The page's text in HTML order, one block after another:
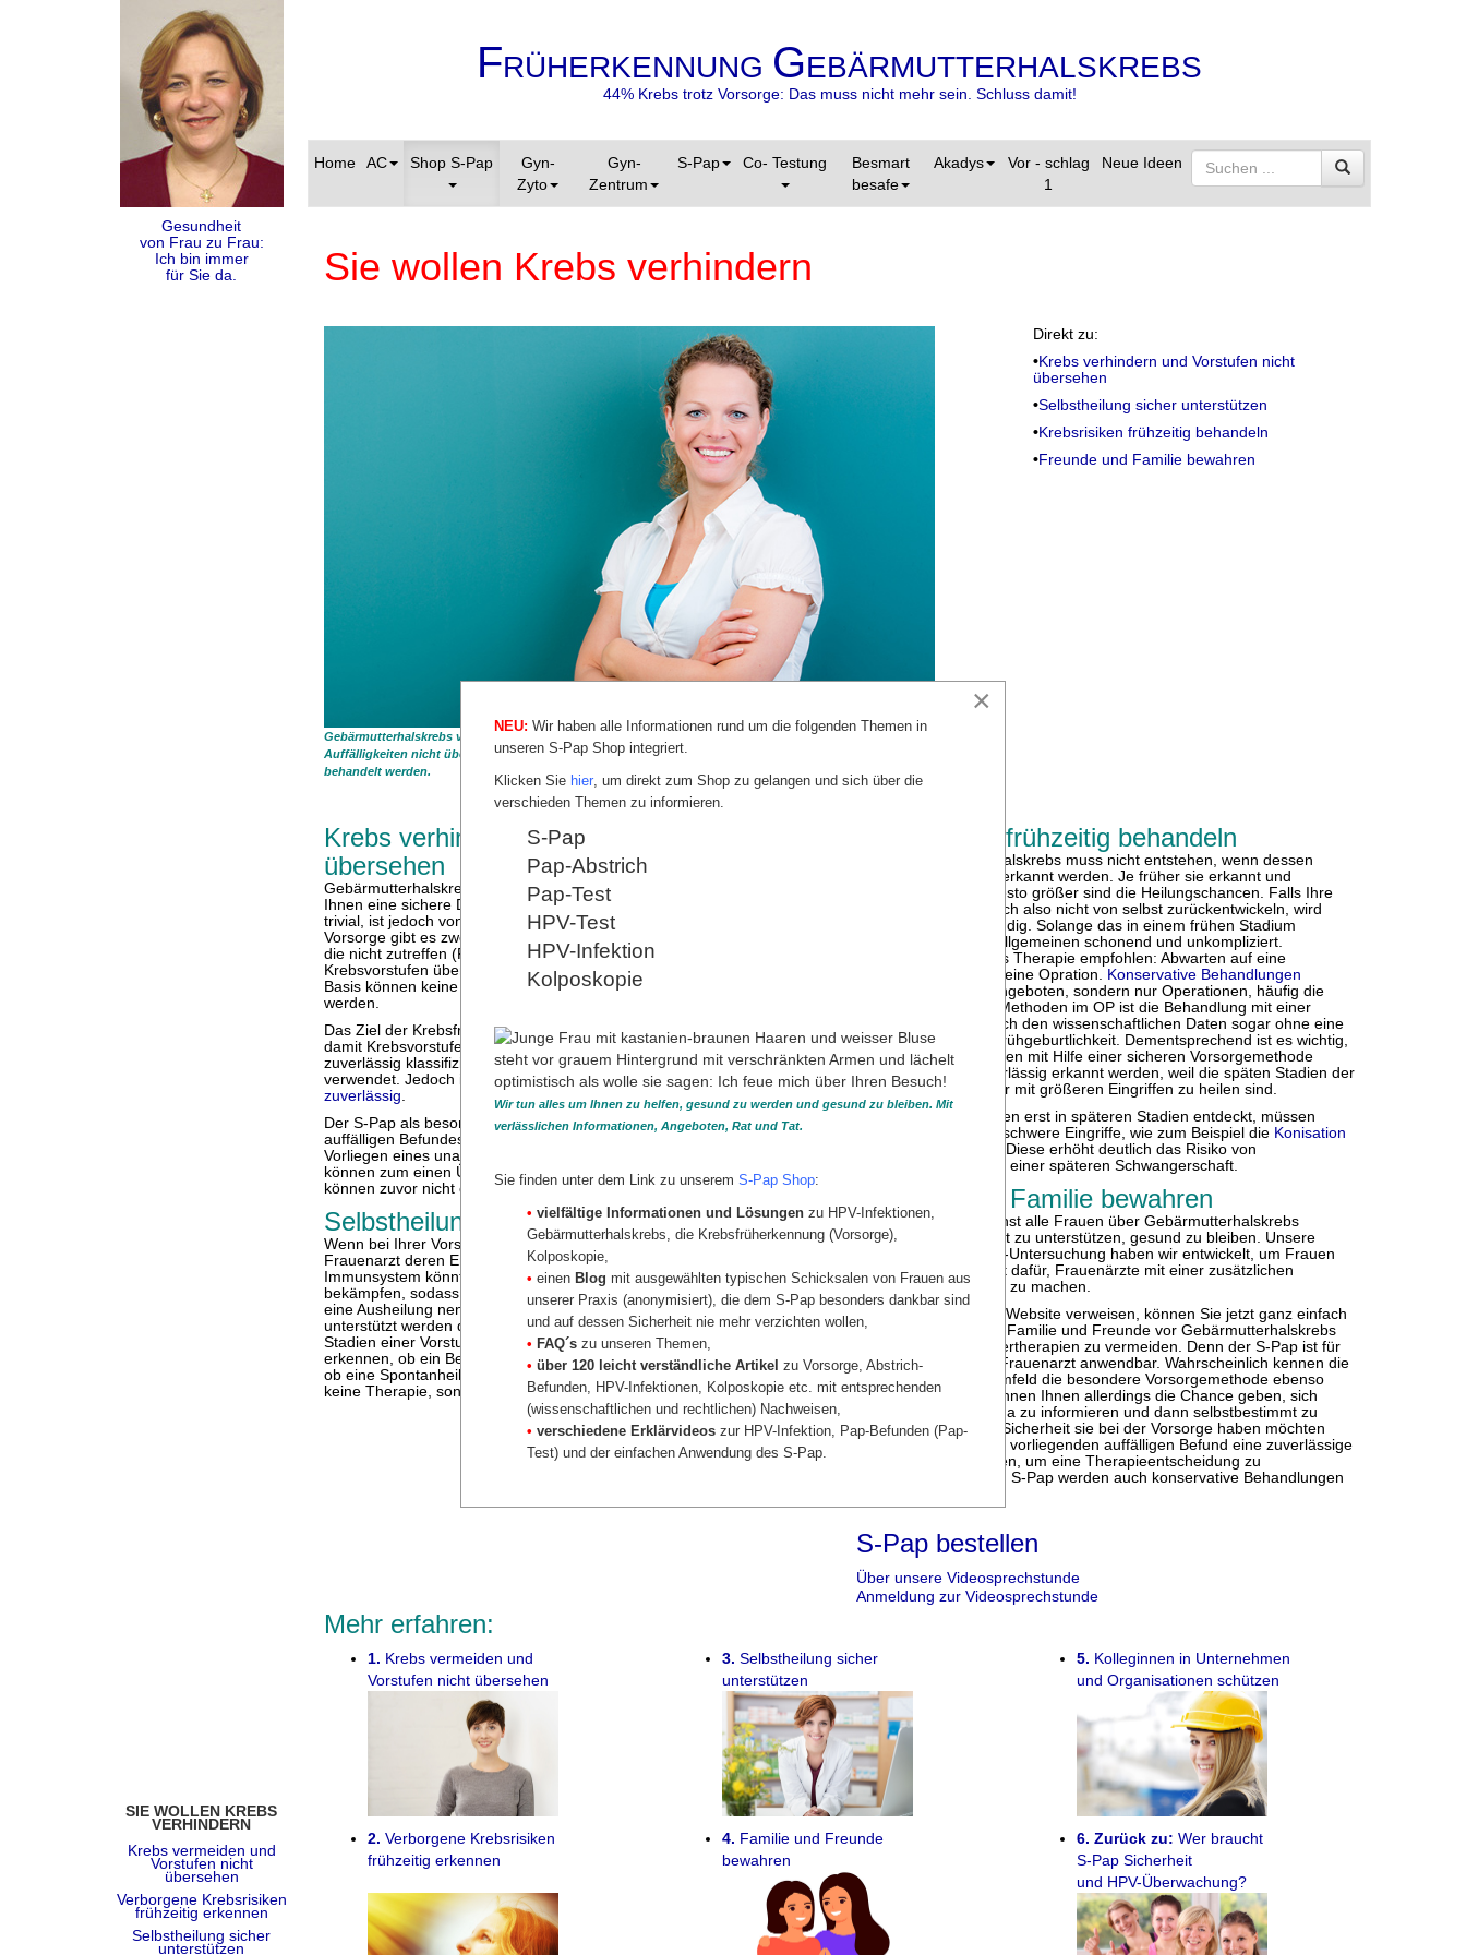
FRÜHERKENNUNG GEBÄRMUTTERHALSKREBS
44% Krebs trotz Vorsorge: Das muss nicht mehr sein. Schluss damit!
Home AC Shop S-Pap
Gyn-
Zyto
Gyn-
Zentrum
S-Pap Co- Testung
Besmart
besafe
Akadys
Vor - schlag
1
Neue Ideen
Gesundheit
von Frau zu Frau:
Ich bin immer
für Sie da.
Sie wollen Krebs verhindern
Gebärmutterhalskrebs verhindern ist möglich, wenn Sie eine zuverlässige Abstrich-Methode wählen, die
Auffälligkeiten nicht übersieht. So können Vorstufen frühzeitig und schonend und auch mit konservativen Methoden
behandelt werden.
Direkt zu:
•Krebs verhindern und Vorstufen nicht
übersehen
•Selbstheilung sicher unterstützen
•Krebsrisiken frühzeitig behandeln
•Freunde und Familie bewahren
Krebs verhindern und Vorstufen nicht
übersehen
Gebärmutterhalskrebs können Sie nur zuverlässig verhindern, wenn bei
Ihnen eine sichere Diagnostik angewendet wird. Diese Aussage scheint
trivial, ist jedoch von größter Bedeutung. Bei der herkömmlichen
Vorsorge gibt es zwei bekannte Probleme: Es gibt auffällige Befunde,
die nicht zutreffen (Falsch positiv) und es gibt unauffällige Befunde, die
Krebsvorstufen übersehen haben (Falsch negativ). Auf einer solchen
Basis können keine vernünftigen Therapie-Entscheidungen getroffen
werden.
Das Ziel der Krebsfrüherkennung ist, auffällige Zellen zu erkennen,
damit Krebsvorstufen nicht übersehen und vorhandene Auffälligkeiten
zuverlässig klassifiziert werden. Hierfür wird der Pap-Test (Abstrich-Test)
verwendet. Jedoch ist die herkömmliche Methodenicht besonders
zuverlässig
Der S-Pap als besondere Methode kann Ihnen bei Vorliegen eines
auffälligen Befundes als Zweitmeinung dienen oder Sie können ihn bei
Vorliegen eines unauffälligen Befundes als Absicherung anwenden. So
können zum einen Übertherapien vermieden werden und zum anderen
können zuvor nicht entdeckte Krebsvorstufen erkannt werden.
Selbstheilung sicher unterstützen
Wenn bei Ihrer Vorsorge Zellveränderungen erkannt wurden, sollte Ihr
Frauenarzt deren Entwicklung regelmäßig kontrollieren. Ihr
Immunsystem könnte in der Lage sein, eine HPV Infektion selbst zu
bekämpfen, sodass keine schweren Krebsvorstufen entstehen. Solch
eine Ausheilung nennt man ‚
Spontanheilung‘. Die Heilung könnte auch
unterstützt werden durch
konservative Behandlungen . In bestimmten
Stadien einer Vorstufe könntenBiomarkerhilfreich sein, um zu
erkennen, ob ein Befund sich voraussichtlich verschlimmern wird oder
ob eine Spontanheilung wahrscheinlich ist. Eventuell benötigen Sie also
keine Therapie, sondern es reicht eine Überwachung.
Krebsrisiken frühzeitig behandeln
Es gilt: Gebärmutterhalskrebs muss nicht entstehen, wenn dessen
Vorstufen rechtzeitig erkannt werden. Je früher sie erkannt und
behandelt werden, desto größer sind die Heilungschancen. Falls Ihre
Zellveränderungen sich also nicht von selbst zurückentwickeln, wird
eine Therapie notwendig. Solange das in einem frühen Stadium
geschieht, ist sie im Allgemeinen schonend und unkompliziert.
Üblicherweise wird als Therapie empfohlen: Abwarten auf eine
Spontanheilung oder eine Opration. Konservative Behandlungen
werden meist nicht angeboten, sondern nur Operationen, häufig die
Konisation. Von den Methoden im OP ist die Behandlung mit einer
nach den wissenschaftlichen Daten sogar ohne eine
Risikoerhöhung für Frühgeburtlichkeit. Dementsprechend ist es wichtig,
dass die Krebsvorstufen mit Hilfe einer sicheren Vorsorgemethode
schon frühzeitig zuverlässig erkannt werden, weil die späten Stadien der
Krebsvorstufen oft nur mit größeren Eingriffen zu heilen sind.
Werden Krebsvorstufen erst in späteren Stadien entdeckt, müssen
radikalere und folgenschwere Eingriffe, wie zum Beispiel die Konisation
angewendet werden. Diese erhöht deutlich das Risiko von
Frühgeburtlichkeit bei einer späteren Schwangerschaft.
Freunde und Familie bewahren
Unser Ziel ist, möglichst alle Frauen über Gebärmutterhalskrebs
aufzuklären und damit zu unterstützen, gesund zu bleiben. Unsere
Methode der Abstrich-Untersuchung haben wir entwickelt, um Frauen
zu schützen und nicht dafür, Frauenärzte mit einer zusätzlichen
Einnahmequelle reich zu machen.
Wenn Sie auf unsere Website verweisen, können Sie jetzt ganz einfach
daran mitwirken, Ihre Familie und Freunde vor Gebärmutterhalskrebs
zu bewahren und Übertherapien zu vermeiden. Denn der S-Pap ist für
jede Frau bei jedem Frauenarzt anwendbar. Wahrscheinlich kennen die
Personen in Ihrem Umfeld die besondere Vorsorgemethode ebenso
wenig wie Sie. Sie können Ihnen allerdings die Chance geben, sich
selbst über das Thema zu informieren und dann selbstbestimmt zu
entscheiden, welche Sicherheit sie bei der Vorsorge haben möchten
oder ob sie bei einem vorliegenden auffälligen Befund eine zuverlässige
Zweitmeinung einholen, um eine Therapieentscheidung zu
unterstützen. Mit dem S-Pap werden auch konservative Behandlungen
S-Pap bestellen
Über unsere Videosprechstunde
Anmeldung zur Videosprechstunde
Mehr erfahren:
1. Krebs vermeiden und
Vorstufen nicht übersehen
2. Verborgene Krebsrisiken
frühzeitig erkennen
3. Selbstheilung sicher
unterstützen
4. Familie und Freunde
bewahren
5. Kolleginnen in Unternehmen
und Organisationen schützen
6. Zurück zu: Wer braucht
S-Pap Sicherheit
und HPV-Überwachung?
SIE WOLLEN KREBS
VERHINDERN
Krebs vermeiden und
Vorstufen nicht
übersehen
Verborgene Krebsrisiken
frühzeitig erkennen
Selbstheilung sicher
unterstützen
×
NEU: Wir haben alle Informationen rund um die folgenden Themen in
unseren S-Pap Shop integriert.
Klicken Sie hier, um direkt zum Shop zu gelangen und sich über die
verschieden Themen zu informieren.
S-Pap
Pap-Abstrich
Pap-Test
HPV-Test
HPV-Infektion
Kolposkopie
Wir tun alles um Ihnen zu helfen, gesund zu werden und gesund zu bleiben. Mit
verlässlichen Informationen, Angeboten, Rat und Tat.
Sie finden unter dem Link zu unserem S-Pap Shop:
• vielfältige Informationen und Lösungen zu HPV-Infektionen,
Gebärmutterhalskrebs, die Krebsfrüherkennung (Vorsorge),
Kolposkopie,
• einen Blog mit ausgewählten typischen Schicksalen von Frauen aus
unserer Praxis (anonymisiert), die dem S-Pap besonders dankbar sind
und auf dessen Sicherheit nie mehr verzichten wollen,
• FAQ´s zu unseren Themen,
• über 120 leicht verständliche Artikel zu Vorsorge, Abstrich-
Befunden, HPV-Infektionen, Kolposkopie etc. mit entsprechenden
(wissenschaftlichen und rechtlichen) Nachweisen,
• verschiedene Erklärvideos zur HPV-Infektion, Pap-Befunden (Pap-
Test) und der einfachen Anwendung des S-Pap.